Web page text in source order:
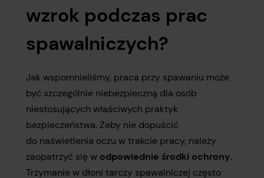
wzrok podczas prac
spawalniczych?
Jak wspomnieliśmy, praca przy spawaniu może
być szczególnie niebezpieczną dla osób
niestosujących właściwych praktyk
bezpieczeństwa. Żeby nie dopuścić
do naświetlenia oczu w trakcie pracy, należy
zaopatrzyć się w odpowiednie środki ochrony.
Trzymanie w dłoni tarczy spawalniczej często